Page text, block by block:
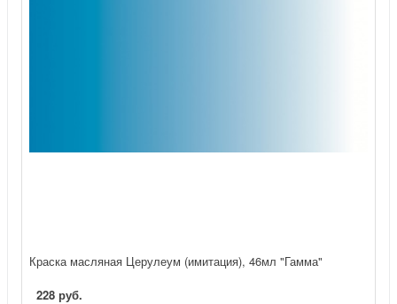
Краска масляная Церулеум (имитация), 46мл "Гамма"
228 руб.